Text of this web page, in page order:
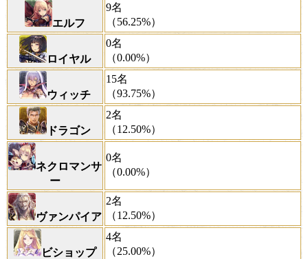
エルフ
9名
（56.25%）
ロイヤル
0名
（0.00%）
ウィッチ
15名
（93.75%）
ドラゴン
2名
（12.50%）
ネクロマンサ
ー
0名
（0.00%）
ヴァンパイア
2名
（12.50%）
ビショップ
4名
（25.00%）